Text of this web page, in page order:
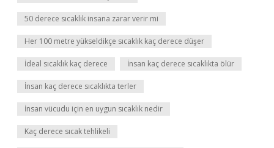
50 derece sıcaklık insana zarar verir mi
Her 100 metre yükseldikçe sıcaklık kaç derece düşer
İdeal sıcaklık kaç derece İnsan kaç derece sıcaklıkta ölür
İnsan kaç derece sıcaklıkta terler
İnsan vücudu için en uygun sıcaklık nedir
Kaç derece sıcak tehlikeli